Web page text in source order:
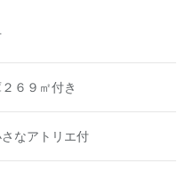
６９㎡付き
なアトリエ付